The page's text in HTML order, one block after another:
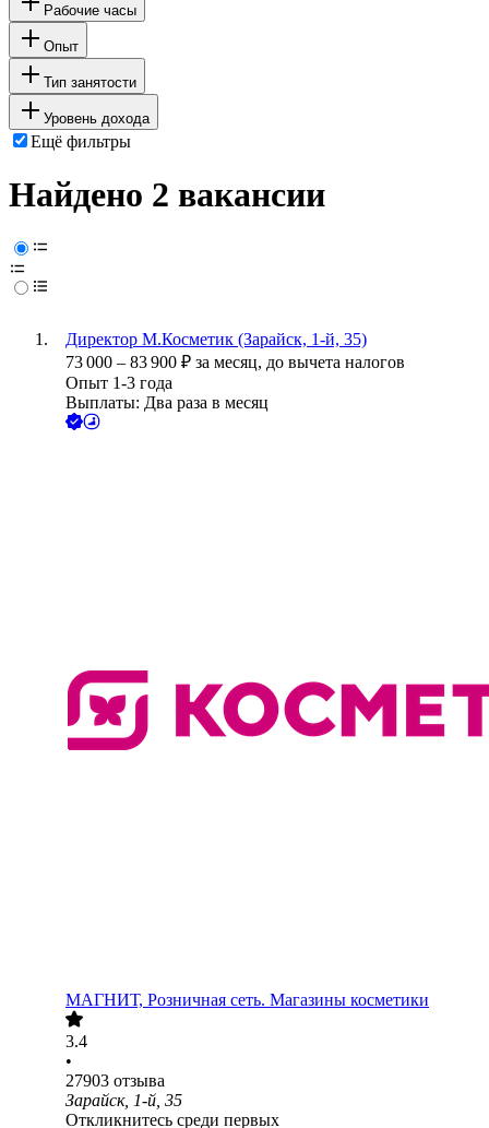
Рабочие часы
Опыт
Тип занятости
Уровень дохода
Ещё фильтры
Найдено 2 вакансии
Директор М.Косметик (Зарайск, 1-й, 35)
73 000 – 83 900 ₽ за месяц, до вычета налогов
Опыт 1-3 года
Выплаты: Два раза в месяц
МАГНИТ, Розничная сеть. Магазины косметики
3.4
•
27903 отзыва
Зарайск, 1-й, 35
Откликнитесь среди первых